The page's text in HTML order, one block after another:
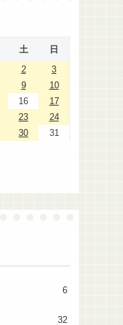
土
日
2
3
9
10
16
17
23
24
30 31
6
32